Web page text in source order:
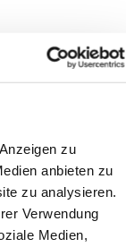
zu
anbieten zu
zu analysieren.
Verwendung
Medien,
bis 12:00
erforderlich.
von
(siehe Button